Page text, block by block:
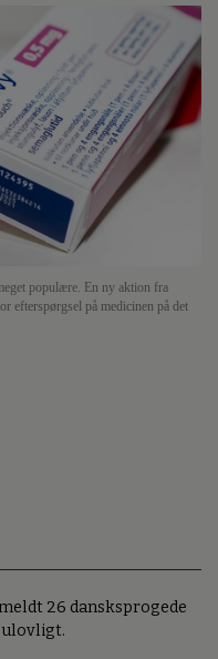
populære. En ny aktion fra
efterspørgsel på medicinen på det
26 dansksprogede